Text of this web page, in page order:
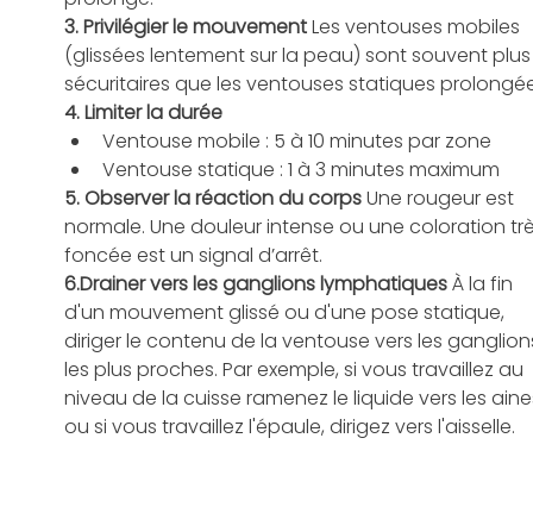
3. Privilégier le mouvement Les ventouses mobiles
(glissées lentement sur la peau) sont souvent
sécuritaires que les ventouses statiques
4. Limiter la durée
Ventouse mobile : 5 à 10 minutes par zone
Ventouse statique : 1 à 3 minutes maximum
5. Observer la réaction du corps Une rougeur est
normale. Une douleur intense ou une coloration
foncée est un signal d’arrêt.
6.Drainer vers les ganglions lymphatiques À la fin
d'un mouvement glissé ou d'une pose statique,
diriger le contenu de la ventouse vers les
les plus proches. Par exemple, si vous travaillez au
niveau de la cuisse ramenez le liquide vers les
ou si vous travaillez l'épaule, dirigez vers l'aisselle.